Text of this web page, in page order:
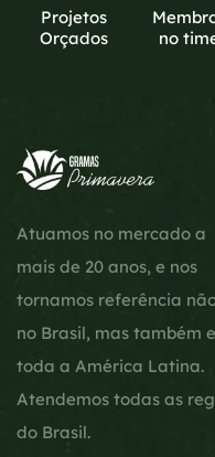
Projetos
Orçados
no
Atuamos no mercado a
mais de 20 anos, e nos
tornamos referência
no Brasil, mas também
toda a América Latina.
Atendemos todas as
do Brasil.